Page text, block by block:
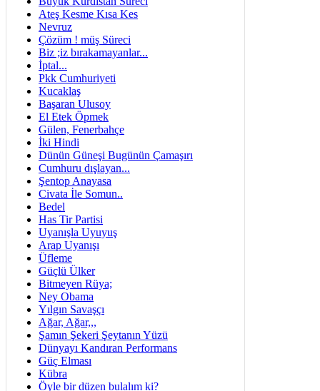
Ateş Kesme Kısa Kes
Nevruz
Çözüm ! müş Süreci
Biz ;iz bırakamayanlar...
İptal...
Pkk Cumhuriyeti
Kucaklaş
Başaran Ulusoy
El Etek Öpmek
Gülen, Fenerbahçe
İki Hindi
Dünün Güneşi Bugünün Çamaşırı
Cumhuru dışlayan...
Şentop Anayasa
Civata İle Somun..
Bedel
Has Tir Partisi
Uyanışla Uyuyuş
Arap Uyanışı
Üfleme
Güçlü Ülker
Bitmeyen Rüya;
Ney Obama
Yılgın Savaşçı
Ağar, Ağar,,,
Şamın Şekeri Şeytanın Yüzü
Dünyayı Kandıran Performans
Güç Elması
Kübra
Öyle bir düzen bulalım ki?